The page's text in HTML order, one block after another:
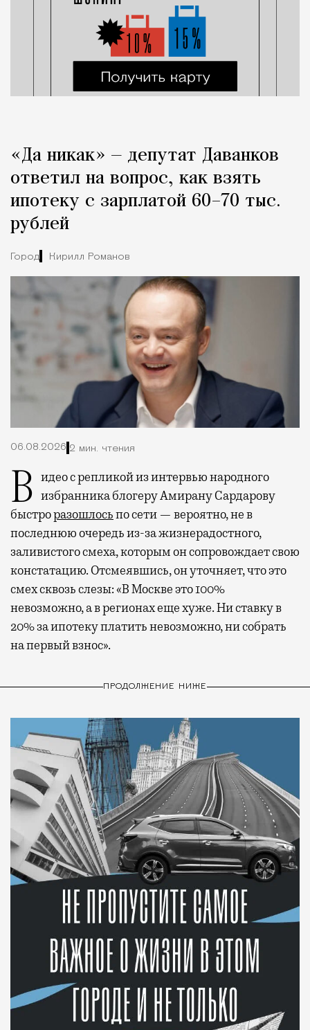
«Да никак» — депутат Даванков
ответил на вопрос, как взять
ипотеку с зарплатой 60–70 тыс.
рублей
Город Кирилл Романов
06.08.2026 2 мин. чтения
Видео с репликой из интервью народного избранника блогеру Амирану Сардарову
быстроразошлосьпо сети — вероятно, не в
последнюю очередь из-за жизнерадостного,
заливистого смеха, которым он сопровождает свою
констатацию. Отсмеявшись, он уточняет, что это
смех сквозь слезы: «В Москве это 100%
невозможно, а в регионах еще хуже. Ни ставку в
20% за ипотеку платить невозможно, ни собрать
на первый взнос».
ПРОДОЛЖЕНИЕ НИЖЕ